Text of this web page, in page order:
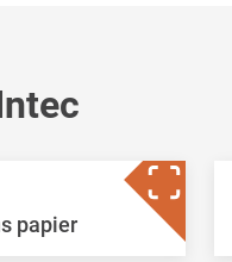
papier